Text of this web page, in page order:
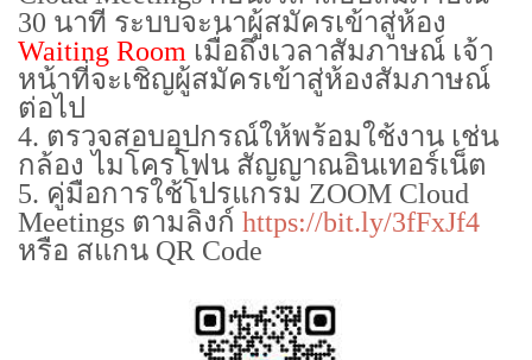
30 นาที ระบบจะนาผู้สมัครเข้าสู่ห้อง
Waiting Room เมื่อถึงเวลาสัมภาษณ์ เจ้า
หน้าที่จะเชิญผู้สมัครเข้าสู่ห้องสัมภาษณ์
ต่อไป
4. ตรวจสอบอุปกรณ์ให้พร้อมใช้งาน เช่น
กล้อง ไมโครโฟน สัญญาณอินเทอร์เน็ต
5. คู่มือการใช้โปรแกรม ZOOM Cloud
Meetings ตามลิงก์ https://bit.ly/3fFxJf4
หรือ สแกน QR Code